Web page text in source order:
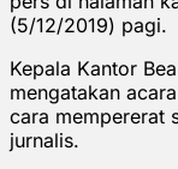
(5/12/2019) pagi.
Kepala Kantor
mengatakan
cara mempererat
jurnalis.